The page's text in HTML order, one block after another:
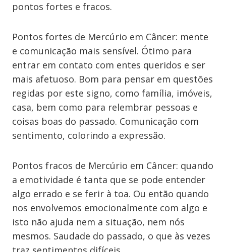
pontos fortes e fracos.
Pontos fortes de Mercúrio em Câncer: mente
e comunicação mais sensível. Ótimo para
entrar em contato com entes queridos e ser
mais afetuoso. Bom para pensar em questões
regidas por este signo, como família, imóveis,
casa, bem como para relembrar pessoas e
coisas boas do passado. Comunicação com
sentimento, colorindo a expressão.
Pontos fracos de Mercúrio em Câncer: quando
a emotividade é tanta que se pode entender
algo errado e se ferir à toa. Ou então quando
nos envolvemos emocionalmente com algo e
isto não ajuda nem a situação, nem nós
mesmos. Saudade do passado, o que às vezes